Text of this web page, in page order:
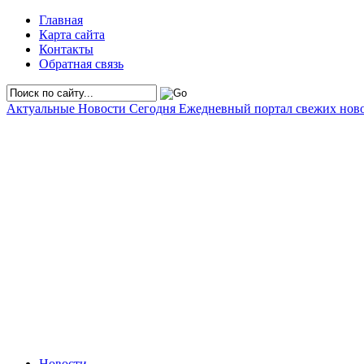
Главная
Карта сайта
Контакты
Обратная связь
Актуальные Новости Сегодня Ежедневный портал свежих